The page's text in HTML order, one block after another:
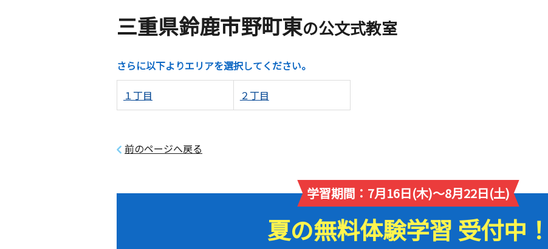
三重県鈴鹿市野町東の公文式教室
さらに以下よりエリアを選択してください。
１丁目 ２丁目
前のページへ戻る
学習期間：7月16日(木)～8月22日(土)
夏の無料体験学習 受付中！